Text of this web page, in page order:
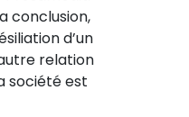
conclusion,
d’un
relation
société est